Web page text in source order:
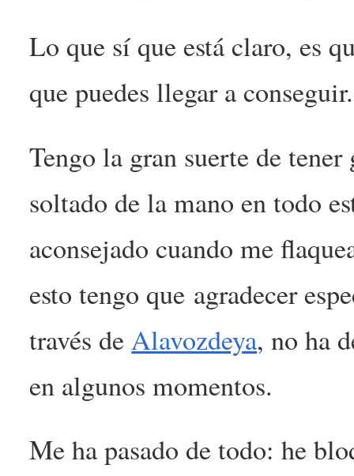
Lo que sí que está claro, es
que puedes llegar a conseguir.
Tengo la gran suerte de
soltado de la mano en todo
aconsejado cuando me
esto tengo que agradecer
través deAlavozdeya, no ha
en algunos momentos.
Me ha pasado de todo: he